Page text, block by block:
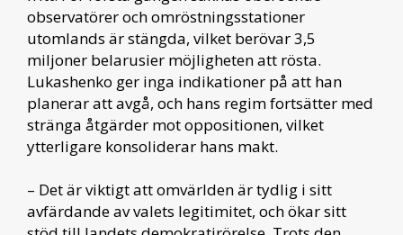
observatörer och omröstningsstationer
utomlands är stängda, vilket berövar 3,5
miljoner belarusier möjligheten att rösta.
Lukashenko ger inga indikationer på att han
planerar att avgå, och hans regim fortsätter med
stränga åtgärder mot oppositionen, vilket
ytterligare konsoliderar hans makt.
– Det är viktigt att omvärlden är tydlig i sitt
avfärdande av valets legitimitet, och ökar sitt